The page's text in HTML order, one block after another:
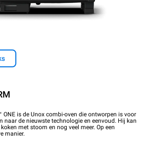
ONE is de Unox combi-oven die ontworpen is voor
naar de nieuwste technologie en eenvoud. Hij kan
met stoom en nog veel meer. Op een
manier.